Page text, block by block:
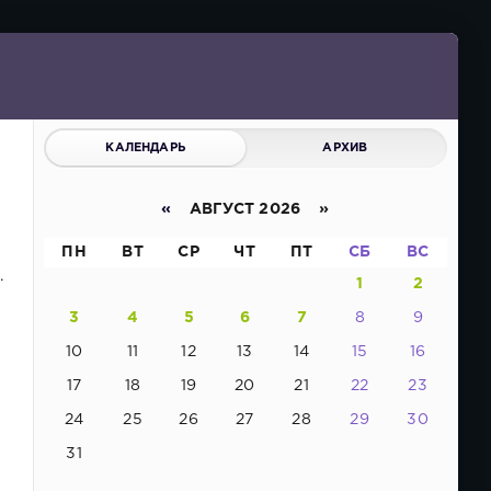
КАЛЕНДАРЬ АРХИВ
« АВГУСТ 2026 »
ПН ВТ СР ЧТ ПТ СБ ВС
1 2
3 4 5 6 7 8 9
10 11 12 13 14 15 16
17 18 19 20 21 22 23
24 25 26 27 28 29 30
31